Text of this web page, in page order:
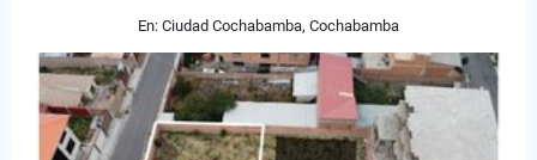
En: Ciudad Cochabamba, Cochabamba